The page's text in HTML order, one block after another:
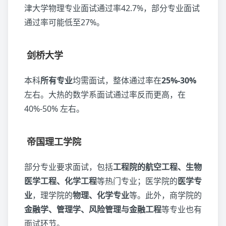
津大学物理专业面试通过率42.7%，部分专业面试
通过率可能低至27%。
剑桥大学
本科所有专业均需面试，整体通过率在25%-30%
左右。大热的数学系面试通过率反而更高，在
40%-50% 左右。
帝国理工学院
部分专业要求面试，包括工程院的航空工程、生物
医学工程、化学工程等热门专业；医学院的医学专
业，理学院的物理、化学专业等。此外，商学院的
金融学、管理学、风险管理与金融工程等专业也有
面试环节。